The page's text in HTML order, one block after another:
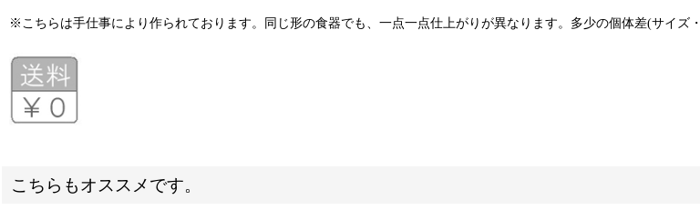
※こちらは手仕事により作られております。同じ形の食器でも、一点一点仕上がりが異なります。多少の個体差(サイズ
こちらもオススメです。